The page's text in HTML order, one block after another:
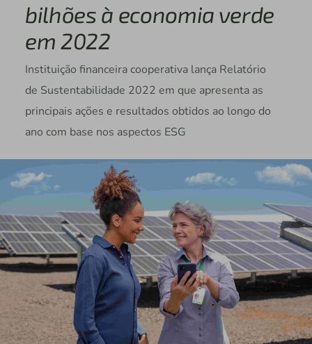
bilhões à economia verde
em 2022
Instituição financeira cooperativa lança Relatório
de Sustentabilidade 2022 em que apresenta as
principais ações e resultados obtidos ao longo do
ano com base nos aspectos ESG